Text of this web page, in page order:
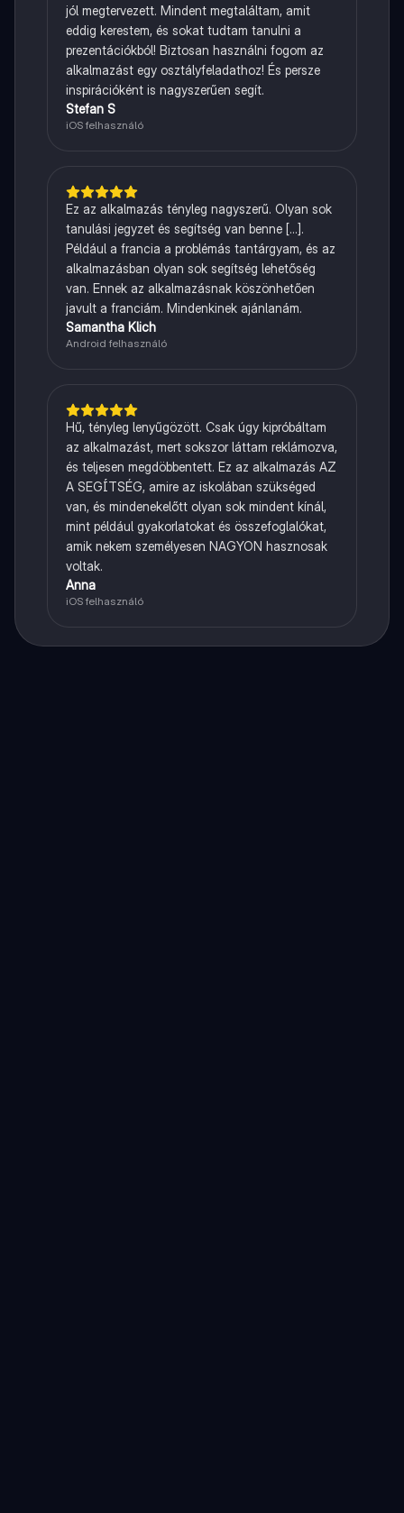
jól megtervezett. Mindent megtaláltam, amit
eddig kerestem, és sokat tudtam tanulni a
prezentációkból! Biztosan használni fogom az
alkalmazást egy osztályfeladathoz! És persze
inspirációként is nagyszerűen segít.
Stefan S
iOS felhasználó
Ez az alkalmazás tényleg nagyszerű. Olyan sok
tanulási jegyzet és segítség van benne [...].
Például a francia a problémás tantárgyam, és az
alkalmazásban olyan sok segítség lehetőség
van. Ennek az alkalmazásnak köszönhetően
javult a franciám. Mindenkinek ajánlanám.
Samantha Klich
Android felhasználó
Hű, tényleg lenyűgözött. Csak úgy kipróbáltam
az alkalmazást, mert sokszor láttam reklámozva,
és teljesen megdöbbentett. Ez az alkalmazás AZ
A SEGÍTSÉG, amire az iskolában szükséged
van, és mindenekelőtt olyan sok mindent kínál,
mint például gyakorlatokat és összefoglalókat,
amik nekem személyesen NAGYON hasznosak
voltak.
Anna
iOS felhasználó